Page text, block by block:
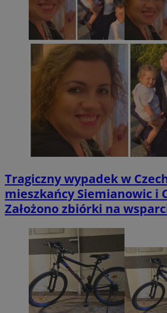
Tragiczny wypadek w
mieszkańcy Siemianowic i
Założono zbiórki na